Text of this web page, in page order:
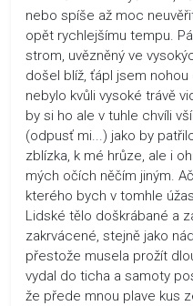
nebo spíše až moc
opět rychlejšímu tempu.
strom, uvězněný ve
došel blíž, ťápl jsem
nebylo kvůli vysoké trávě
by si ho ale v tuhle chvíli
(odpusť mi...) jako by
zblízka, k mé hrůze, ale i
mých očích něčím jiným.
kterého bych v tomhle
Lidské tělo doškrábané a
zakrvácené, stejně jako
přestože musela prožít
vydal do ticha a samoty
že přede mnou plave kus